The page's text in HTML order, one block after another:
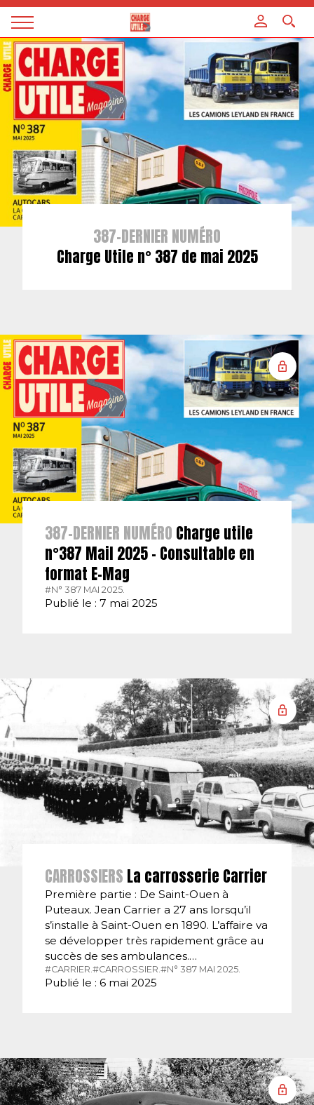
Magazine
Charge
utile
387-DERNIER NUMÉRO
Charge Utile n° 387 de mai 2025
387-DERNIER NUMÉRO Charge utile
n°387 Mail 2025 – Consultable en
format E-Mag
#N° 387 MAI 2025.
Publié le : 7 mai 2025
CARROSSIERS La carrosserie Carrier
Première partie : De Saint-Ouen à
Puteaux. Jean Carrier a 27 ans lorsqu’il
s’installe à Saint-Ouen en 1890. L’affaire va
se développer très rapidement grâce au
succès de ses ambulances.…
#CARRIER.#CARROSSIER.#N° 387 MAI 2025.
Publié le : 6 mai 2025
Panneau de gestion des cookies